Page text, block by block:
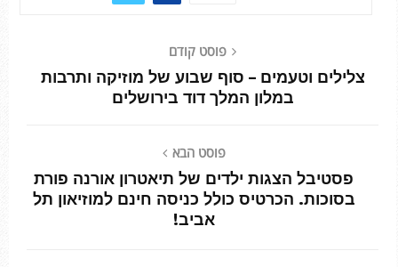
פוסט קודם
צלילים וטעמים – סוף שבוע של מוזיקה ותרבות
במלון המלך דוד בירושלים
פוסט הבא
פסטיבל הצגות ילדים של תיאטרון אורנה פורת
בסוכות. הכרטיס כולל כניסה חינם למוזיאון תל
אביב!